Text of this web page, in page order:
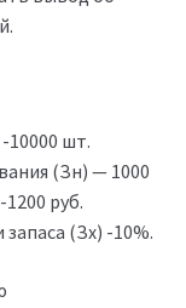
10000 шт.
(Зн) — 1000
руб.
(Зх) -10%.